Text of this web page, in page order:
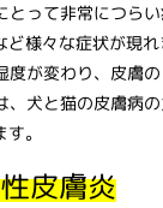
とって非常につら
様々な症状が現れ
度が変わり、皮膚
、犬と猫の皮膚病
。
皮膚炎